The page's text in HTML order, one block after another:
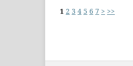
1 2 3 4 5 6 7 > >>